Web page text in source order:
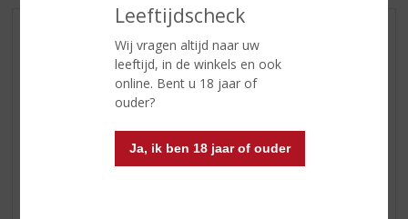
Leeftijdscheck
Wij vragen altijd naar uw
leeftijd, in de winkels en ook
online. Bent u 18 jaar of
ouder?
Ja, ik ben 18 jaar of ouder
AANBIEDINGEN
WIJN VAN DE MAAND
WHISKY VAN DE MAAND
BIER VAN DE MAAND
SPIRIT VAN DE MAAND